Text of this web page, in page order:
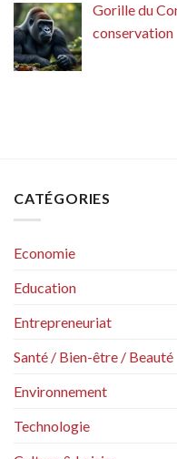
Gorille du
conservation
CATÉGORIES
Economie
Education
Entrepreneuriat
Santé / Bien-être / Beauté
Environnement
Technologie